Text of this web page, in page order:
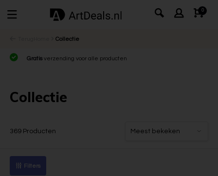
0
Collectie
Gratis verzending voor alle producten
Collectie
369 Producten
Filters